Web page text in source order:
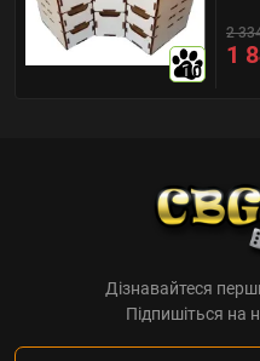
10
2
1
Дізнавайтеся
Підпишіться на